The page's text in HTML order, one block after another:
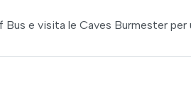
e visita le Caves Burmester per